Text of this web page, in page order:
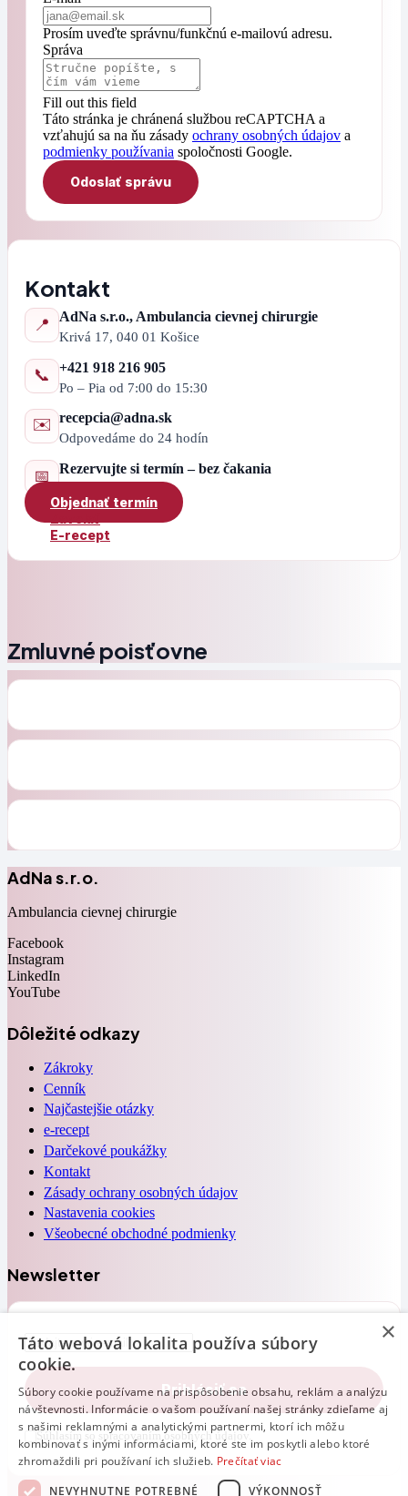
Prosím uveďte správnu/funkčnú e-mailovú adresu.
Správa
Fill out this field
Táto stránka je chránená službou reCAPTCHA a
vzťahujú sa na ňu zásady ochrany osobných údajov a
podmienky používania spoločnosti Google.
Odoslať správu
Kontakt
📍
AdNa s.r.o., Ambulancia cievnej chirurgie
Krivá 17, 040 01 Košice
📞
+421 918 216 905
Po – Pia od 7:00 do 15:30
✉️ recepcia@adna.sk
Odpovedáme do 24 hodín
📅 Rezervujte si termín – bez čakania
Objednať termín
E-recept
Zmluvné poisťovne
AdNa s.r.o.
Ambulancia cievnej chirurgie
Facebook
Instagram
LinkedIn
YouTube
Dôležité odkazy
Zákroky
Cenník
Najčastejšie otázky
e-recept
Darčekové poukážky
Kontakt
Zásady ochrany osobných údajov
Nastavenia cookies
Všeobecné obchodné podmienky
Newsletter
Súhlasím so spracovaním osobných údajov.
×
Táto webová lokalita používa súbory
cookie.
Súbory cookie používame na prispôsobenie obsahu, reklám a analýzu
návštevnosti. Informácie o vašom používaní našej stránky zdieľame aj
s našimi reklamnými a analytickými partnermi, ktorí ich môžu
kombinovať s inými informáciami, ktoré ste im poskytli alebo ktoré
zhromaždili pri používaní ich služieb. Prečítať viac
NEVYHNUTNE POTREBNÉ
VÝKONNOSŤ